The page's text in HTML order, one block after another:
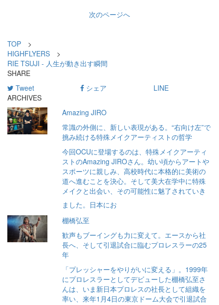
次のページへ
TOP >
HIGHFLYERS >
RIE TSUJI - 人生が動き出す瞬間
SHARE
Tweet
シェア
LINE
ARCHIVES
Amazing JIRO
常識の外側に、新しい表現がある。“右向け左”で
挑み続ける特殊メイクアーティストの哲学
今回OCUに登場するのは、特殊メイクアーティ
ストのAmazing JIROさん。幼い頃からアートや
スポーツに親しみ、高校時代に本格的に美術の
道へ進むことを決心。そして美大在学中に特殊
メイクと出会い、その可能性に魅了されていき
ました。日本にお
棚橋弘至
歓声もブーイングも力に変えて。エースから社
長へ、そして引退試合に臨むプロレスラーの25
年
「プレッシャーをやりがいに変える」。1999年
にプロレスラーとしてデビューした棚橋弘至さ
んは、いま新日本プロレスの社長として組織を
率い、来年1月4日の東京ドーム大会で引退試合